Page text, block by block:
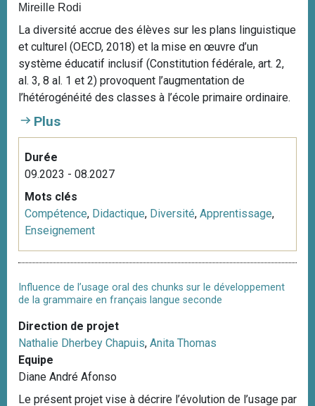
Mireille Rodi
La diversité accrue des élèves sur les plans linguistique
et culturel (OECD, 2018) et la mise en œuvre d’un
système éducatif inclusif (Constitution fédérale, art. 2,
al. 3, 8 al. 1 et 2) provoquent l’augmentation de
l’hétérogénéité des classes à l’école primaire ordinaire.
Plus
Durée
09.2023 - 08.2027
Mots clés
Compétence, Didactique, Diversité, Apprentissage,
Enseignement
Influence de l’usage oral des chunks sur le développement
de la grammaire en français langue seconde
Direction de projet
Nathalie Dherbey Chapuis, Anita Thomas
Equipe
Diane André Afonso
Le présent projet vise à décrire l’évolution de l’usage par